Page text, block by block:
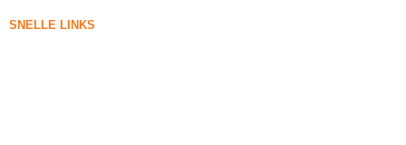
SNELLE LINKS